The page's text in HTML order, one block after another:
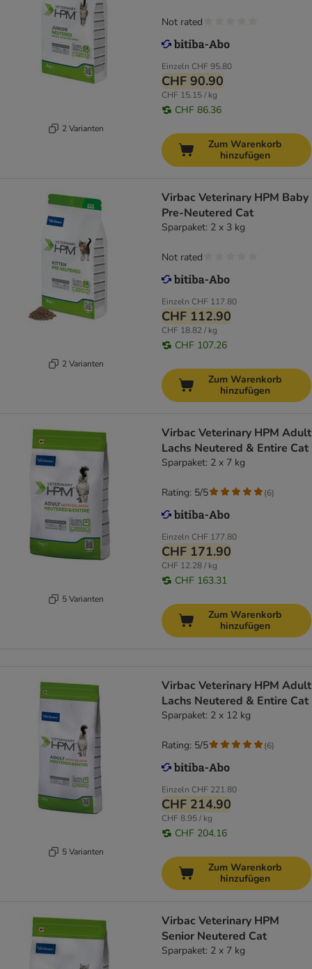
2 Varianten
Einzeln CHF 95.80
CHF 90.90
CHF 15.15 / kg
CHF 86.36
Not rated
Zum Warenkorb
hinzufügen
2 Varianten
Virbac Veterinary HPM Baby
Pre-Neutered Cat
Sparpaket: 2 x 3 kg
Einzeln CHF 117.80
CHF 112.90
CHF 18.82 / kg
CHF 107.26
Not rated
Zum Warenkorb
hinzufügen
5 Varianten
Virbac Veterinary HPM Adult
Lachs Neutered & Entire Cat
Sparpaket: 2 x 7 kg
Einzeln CHF 177.80
CHF 171.90
CHF 12.28 / kg
CHF 163.31
Rating: 5/5 (6)
Zum Warenkorb
hinzufügen
5 Varianten
Virbac Veterinary HPM Adult
Lachs Neutered & Entire Cat
Sparpaket: 2 x 12 kg
Einzeln CHF 221.80
CHF 214.90
CHF 8.95 / kg
CHF 204.16
Rating: 5/5 (6)
Zum Warenkorb
hinzufügen
Virbac Veterinary HPM
Senior Neutered Cat
Sparpaket: 2 x 7 kg